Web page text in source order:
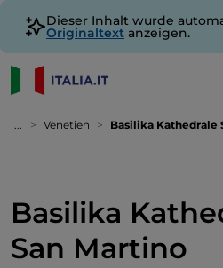
Dieser Inhalt wurde
Originaltext anzeigen.
... Venetien Basilika Kathedrale
Basilika
San Martino